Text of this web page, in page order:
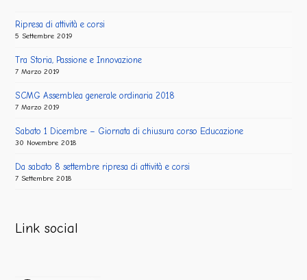
Ripresa di attività e corsi
5 Settembre 2019
Tra Storia, Passione e Innovazione
7 Marzo 2019
SCMG Assemblea generale ordinaria 2018
7 Marzo 2019
Sabato 1 Dicembre – Giornata di chiusura corso Educazione
30 Novembre 2018
Da sabato 8 settembre ripresa di attività e corsi
7 Settembre 2018
Link social